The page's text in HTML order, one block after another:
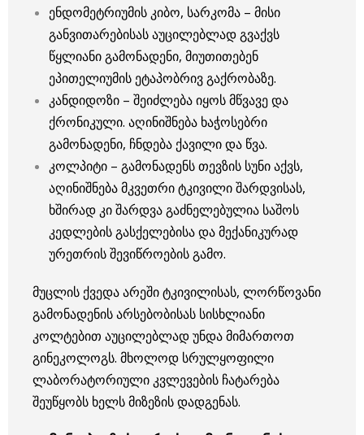
ენდომეტრიუმის კიბო, სარკომა – მისი
განვითარებისას აუცილებლად გვაქვს
წყლიანი გამონადენი, მიუთითებენ
ეპითელიუმის ეტაპობრივ გაქრობაზე.
კანდიდოზი – შეიძლება იყოს მწვავე და
ქრონიკული. აღინიშნება ხაჭოსებრი
გამონადენი, ჩნდება ქავილი და წვა.
კოლპიტი – გამონადენს თევზის სუნი აქვს,
აღინიშნება მკვეთრი ტკივილი შარდვისას,
ხშირად კი შარდვა გაძნელებულია საშოს
კედლების გასქელებისა და მექანიკურად
ურეთრის შევიწროების გამო.
მუცლის ქვედა არეში ტკივილისას, ლორწოვანი
გამონადენის არსებობისას სისხლიანი
კოლტებით აუცილებლად უნდა მიმართოთ
გინეკოლოგს. მხოლოდ სრულყოფილი
ლაბორატორიული კვლევების ჩატარება
შეუწყობს ხელს მიზეზის დადგენას.